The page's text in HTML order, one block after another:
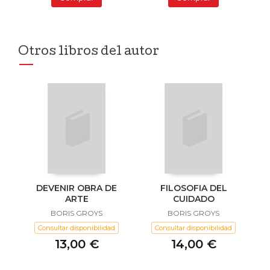
Otros libros del autor
DEVENIR OBRA DE
ARTE
BORIS GROYS
Consultar disponibilidad
13,00 €
FILOSOFIA DEL
CUIDADO
BORIS GROYS
Consultar disponibilidad
14,00 €